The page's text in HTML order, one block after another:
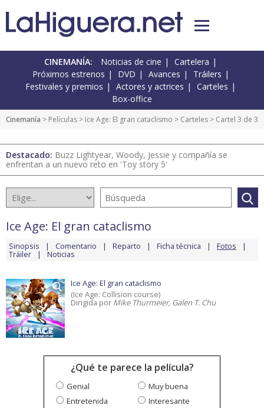
CINEMANÍA: Noticias de cine
Cartelera
Próximos estrenos
DVD Avances
Tráilers
Festivales y premios
Actores y actrices
Carteles
Box-office
Cinemanía > Películas > Ice Age: El gran cataclismo > Carteles > Cartel 3 de 3
Destacado: Buzz Lightyear, Woody, Jessie y compañía se
enfrentan a un nuevo reto en 'Toy story 5'
Ice Age: El gran cataclismo
Sinopsis Comentario Reparto Ficha técnica Fotos
Tráiler Noticias
Ice Age: El gran cataclismo
(Ice Age: Collision course)
Dirigida por Mike Thurmeier, Galen T. Chu
¿Qué te parece la película?
Genial
Muy buena
Entretenida
Interesante